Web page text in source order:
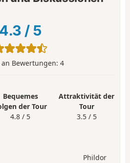
4.3 / 5
Bewertungen: 4
Bequemes
der Tour
4.8 / 5
Attraktivität der
Tour
3.5 / 5
Phildor